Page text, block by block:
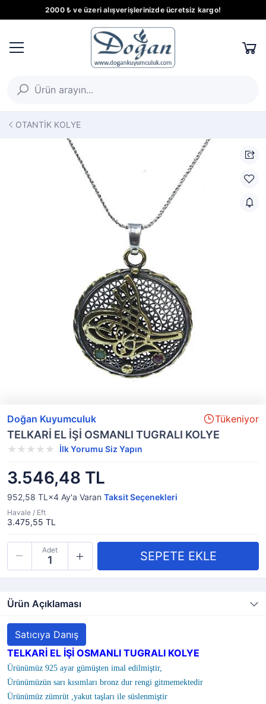
2000 ₺ ve üzeri alışverişlerinizde ücretsiz kargo!
OTANTİK KOLYE
Doğan Kuyumculuk Tükeniyor
TELKARİ EL İŞİ OSMANLI TUGRALI KOLYE
İlk Yorumu Siz Yapın
3.546,48 TL
952,58 TL×4 Ay'a Varan Taksit Seçenekleri
Havale / Eft
3.475,55 TL
Adet
Ürün Açıklaması
Satıcıya Danış
TELKARİ EL İŞİ OSMANLI TUGRALI KOLYE
Ürünümüz 925 ayar gümüşten imal edilmiştir,
Ürünümüzün sarı kısımları bronz dur rengi gitmemektedir
Ürünümüz zümrüt ,yakut taşları ile süslenmiştir